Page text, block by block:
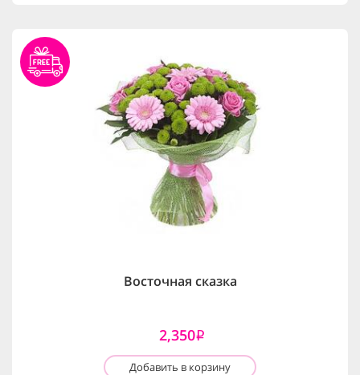
Восточная сказка
2,350i
Добавить в корзину